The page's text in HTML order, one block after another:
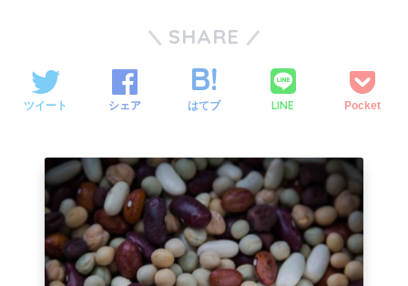
SHARE
ツイート シェア はてブ LINE Pocket